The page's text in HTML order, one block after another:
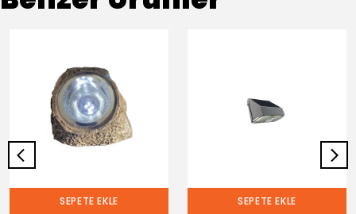
SEPETE EKLE SEPETE EKLE